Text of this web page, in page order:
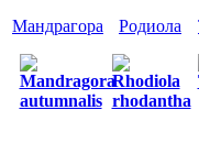
Мандрагора Родиола